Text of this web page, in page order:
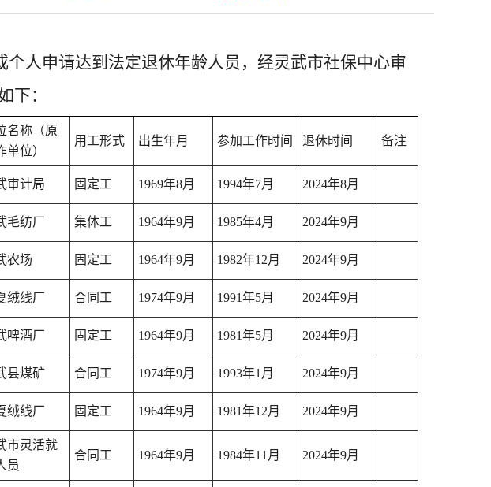
个人申请达到法定退休年龄人员，经灵武市社保中心审
下：
名称（原
单位）
用工形式 出生年月 参加工作时间 退休时间 备注
审计局 固定工 1969年8月 1994年7月 2024年8月
毛纺厂 集体工 1964年9月 1985年4月 2024年9月
农场 固定工 1964年9月 1982年12月 2024年9月
绒线厂 合同工 1974年9月 1991年5月 2024年9月
啤酒厂 固定工 1964年9月 1981年5月 2024年9月
县煤矿 合同工 1974年9月 1993年1月 2024年9月
绒线厂 固定工 1964年9月 1981年12月 2024年9月
市灵活就
员
合同工 1964年9月 1984年11月 2024年9月